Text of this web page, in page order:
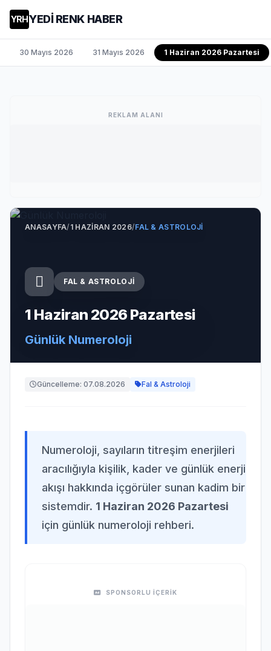
YRHYEDİ RENK HABER
30 Mayıs 2026 31 Mayıs 2026 1 Haziran 2026 Pazartesi
REKLAM ALANI
ANASAYFA/1 HAZIRAN 2026/FAL & ASTROLOJI
FAL & ASTROLOJI
1 Haziran 2026 Pazartesi
Günlük Numeroloji
Güncelleme: 07.08.2026 Fal & Astroloji
Numeroloji, sayıların titreşim enerjileri
aracılığıyla kişilik, kader ve günlük enerji
akışı hakkında içgörüler sunan kadim bir
sistemdir. 1 Haziran 2026 Pazartesi
için günlük numeroloji rehberi.
SPONSORLU İÇERİK